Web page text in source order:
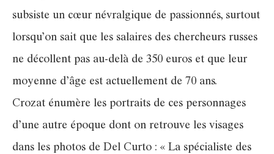
subsiste un cœur névralgique de passionnés, surtout
lorsqu’on sait que les salaires des chercheurs russes
ne décollent pas au-delà de 350 euros et que leur
moyenne d’âge est actuellement de 70 ans.
Crozat énumère les portraits de ces personnages
d’une autre époque dont on retrouve les visages
dans les photos de Del Curto : « La spécialiste des